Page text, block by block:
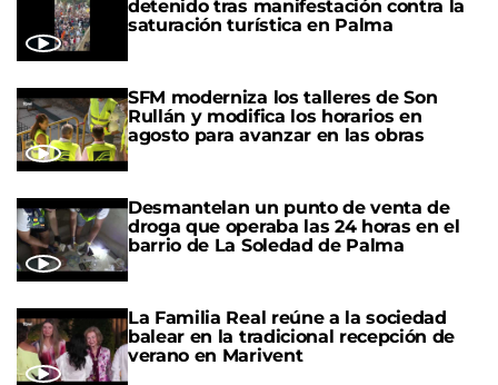
detenido tras manifestación contra la
saturación turística en Palma
SFM moderniza los talleres de Son
Rullán y modifica los horarios en
agosto para avanzar en las obras
Desmantelan un punto de venta de
droga que operaba las 24 horas en el
barrio de La Soledad de Palma
La Familia Real reúne a la sociedad
balear en la tradicional recepción de
verano en Marivent